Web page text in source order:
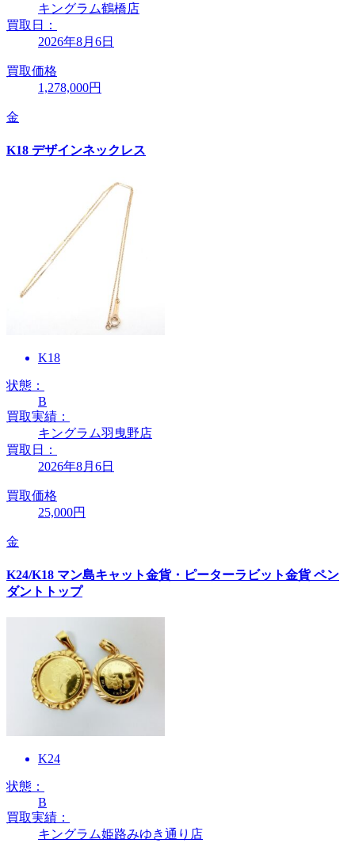
キングラム鶴橋店
買取日：
2026年8月6日
買取価格
1,278,000円
金
K18 デザインネックレス
K18
状態：
B
買取実績：
キングラム羽曳野店
買取日：
2026年8月6日
買取価格
25,000円
金
K24/K18 マン島キャット金貨・ピーターラビット金貨 ペン
ダントトップ
K24
状態：
B
買取実績：
キングラム姫路みゆき通り店